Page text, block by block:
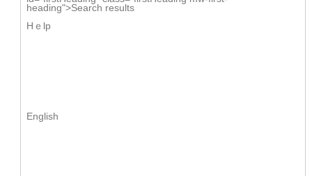
heading">Search results
Hｅlp
English